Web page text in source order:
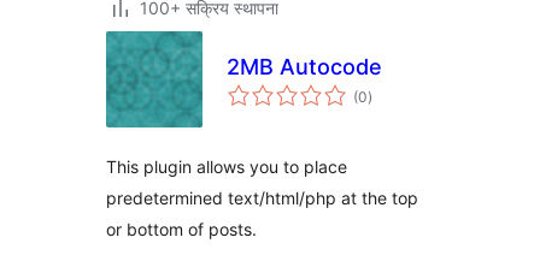
100+ सक्रिय स्थापना
2MB Autocode
(0कुल
रेटिङ्गहरू
)
This plugin allows you to place
predetermined text/html/php at the top
or bottom of posts.